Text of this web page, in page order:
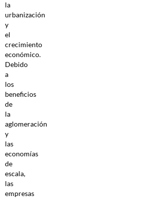
la
urbanización
y
el
crecimiento
económico.
Debido
a
los
beneficios
de
la
aglomeración
y
las
economías
de
escala,
las
empresas